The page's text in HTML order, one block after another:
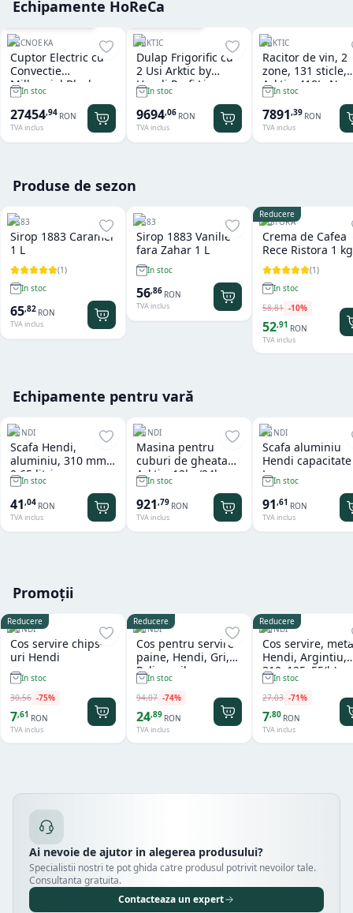
Echipamente HoReCa
TECNOEKA
Cuptor Electric cu
Convectie
Millennial Black
Mask Gastro 11 tavi
x GN 1/1 Tecnoeka
In stoc
27454,94 RON
TVA inclus
ARKTIC
Dulap Frigorific cu
2 Usi Arktic by
Hendi Profi Line
Seria 800 - 1.240 L
In stoc
9694,06 RON
TVA inclus
ARKTIC
Racitor de vin, 2
zone, 131 sticle,
Arktic, 418L,
In stoc
7891,39 RON
TVA inclus
Produse de sezon
1883
Sirop 1883 Caramel
1 L
(1)
In stoc
65,82 RON
TVA inclus
1883
Sirop 1883 Vanilie
fara Zahar 1 L
In stoc
56,86 RON
TVA inclus
Reducere
RISTORA
Crema de Cafea
Rece Ristora 1 kg
(1)
In stoc
58,81 -10%
52,91 RON
TVA inclus
Echipamente pentru vară
HENDI
Scafa Hendi,
aluminiu, 310 mm,
0.65 litri
In stoc
41,04 RON
TVA inclus
HENDI
Masina pentru
cuburi de gheata
Arktic, 12kg/24h
In stoc
921,79 RON
TVA inclus
HENDI
Scafa aluminiu
Hendi
L In stoc
91,61 RON
TVA inclus
Promoții
Reducere
HENDI
Cos servire chips-
uri Hendi
In stoc
30,56 -75%
7,61 RON
TVA inclus
Reducere
HENDI
Cos pentru servire
paine, Hendi, Gri,
Polipropilena,
design impletit tip
ratan, ø370x(h)120
mm
In stoc
94,07 -74%
24,89 RON
TVA inclus
Reducere
HENDI
Cos servire,
Hendi, Argintiu,
In stoc
27,03 -71%
7,80 RON
TVA inclus
Ai nevoie de ajutor in alegerea produsului?
Specialistii nostri te pot ghida catre produsul potrivit nevoilor tale.
Consultanta gratuita.
Contacteaza un expert